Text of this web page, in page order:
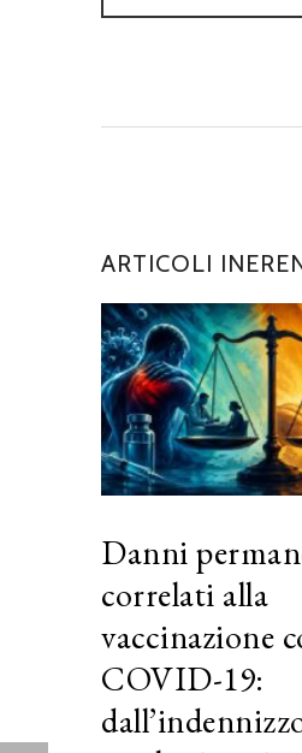
ARTICOLI
Danni
correlati alla
vaccinazione
COVID-19: